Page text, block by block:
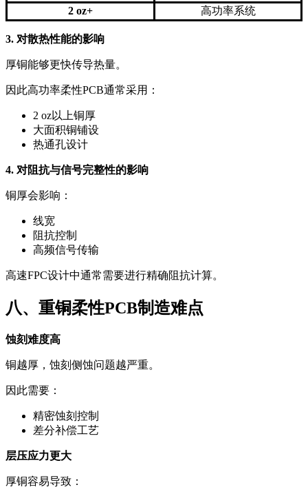
2 oz+
高功率系统
3. 对散热性能的影响
厚铜能够更快传导热量。
因此高功率柔性PCB通常采用：
2 oz以上铜厚
大面积铜铺设
热通孔设计
4. 对阻抗与信号完整性的影响
铜厚会影响：
线宽
阻抗控制
高频信号传输
高速FPC设计中通常需要进行精确阻抗计算。
八、重铜柔性PCB制造难点
蚀刻难度高
铜越厚，蚀刻侧蚀问题越严重。
因此需要：
精密蚀刻控制
差分补偿工艺
层压应力更大
厚铜容易导致：